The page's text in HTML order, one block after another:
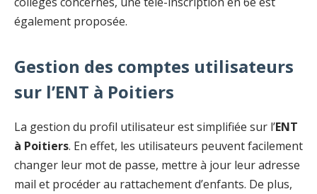
également proposée.
Gestion des comptes utilisateurs
sur l’ENT à Poitiers
La gestion du profil utilisateur est simplifiée sur l’ENT
à Poitiers. En effet, les utilisateurs peuvent facilement
changer leur mot de passe, mettre à jour leur adresse
mail et procéder au rattachement d’enfants. De plus,